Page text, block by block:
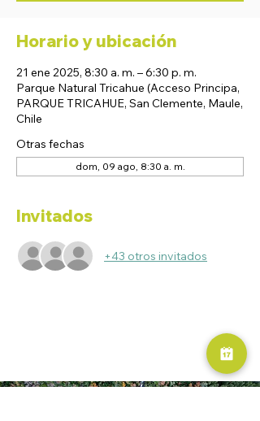
Horario y ubicación
21 ene 2025, 8:30 a. m. – 6:30 p. m.
Parque Natural Tricahue (Acceso Principa,
PARQUE TRICAHUE, San Clemente, Maule,
Chile
Otras fechas
dom, 09 ago, 8:30 a. m.
Invitados
+43 otros invitados